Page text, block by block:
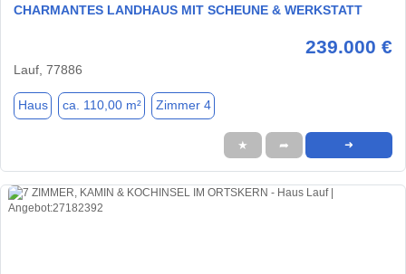
CHARMANTES LANDHAUS MIT SCHEUNE & WERKSTATT
239.000 €
Lauf, 77886
Haus ca. 110,00 m² Zimmer 4
★ ➦ ➜